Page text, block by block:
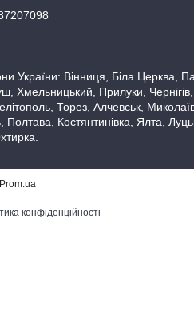
України: Вінниця, Біла
Хмельницький, Прилуки,
Торез, Алчевськ,
Костянтинівка, Ялта,
Prom.ua
конфіденційності